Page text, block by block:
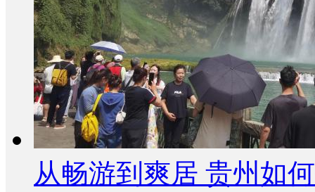
从畅游到爽居 贵州如